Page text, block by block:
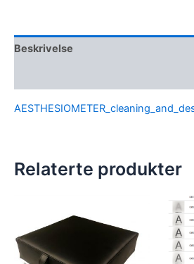
Beskrivelse
Relaterte produkter